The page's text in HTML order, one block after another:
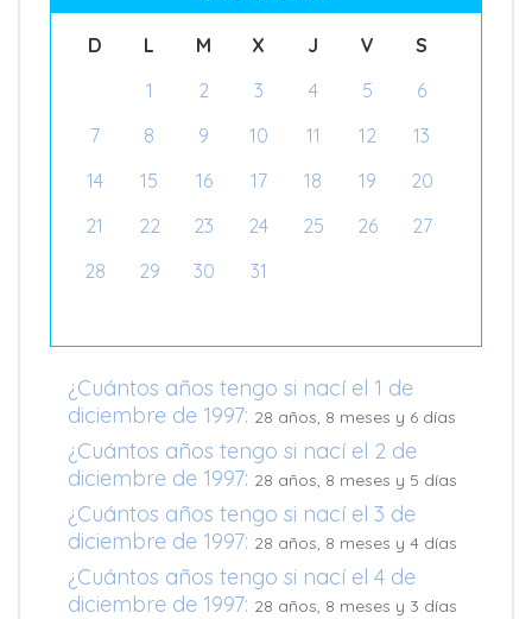
D L M X J V
S
1
2 3 4 5
6
7
8 9 10 11 12
13
14
15 16 17 18 19
20
21
22 23 24 25 26
27
28
29 30 31
¿Cuántos años tengo si nací el 1 de
diciembre de 1997: 28 años, 8 meses y 6 días
¿Cuántos años tengo si nací el 2 de
diciembre de 1997: 28 años, 8 meses y 5 días
¿Cuántos años tengo si nací el 3 de
diciembre de 1997: 28 años, 8 meses y 4 días
¿Cuántos años tengo si nací el 4 de
diciembre de 1997: 28 años, 8 meses y 3 días